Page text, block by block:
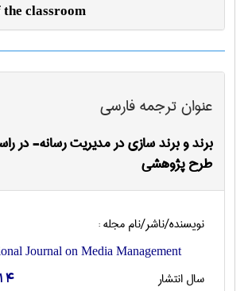
classroom
عنوان ترجمه فارسی
برند و برند سازی در مدیریت رسانه- در
طرح پژوهشی
نویسنده/ناشر/نام مجله :
Journal on Media Management
سال انتشار